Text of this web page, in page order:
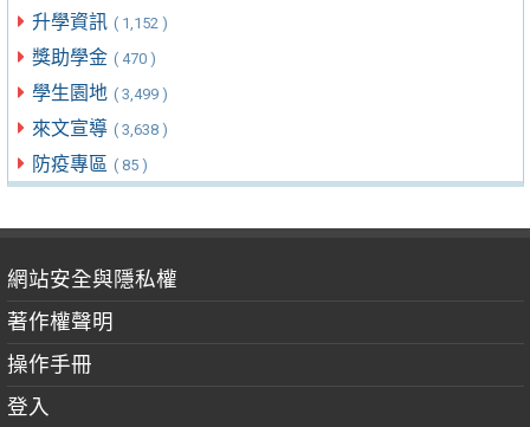
升學資訊 ( 1,152 )
獎助學金 ( 470 )
學生園地 ( 3,499 )
來文宣導 ( 3,638 )
防疫專區 ( 85 )
網站安全與隱私權
著作權聲明
操作手冊
登入